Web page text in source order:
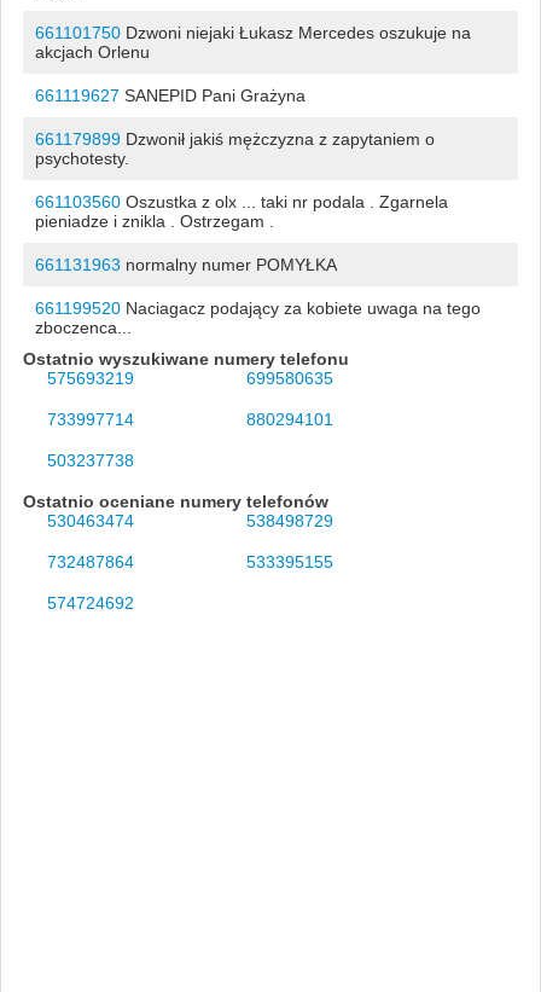
661101750Dzwoni niejaki Łukasz Mercedes oszukuje na
akcjach Orlenu
661119627 SANEPID Pani Grażyna
661179899Dzwonił jakiś mężczyzna z zapytaniem o
psychotesty.
661103560Oszustka z olx ... taki nr podala . Zgarnela
pieniadze i znikla . Ostrzegam .
661131963 normalny numer POMYŁKA
661199520Naciagacz podający za kobiete uwaga na tego
zboczenca...
Ostatnio wyszukiwane numery telefonu
575693219
699580635
733997714 880294101
503237738
Ostatnio oceniane numery telefonów
530463474
538498729
732487864 533395155
574724692